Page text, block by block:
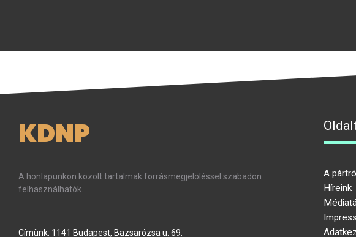
KDNP
A honlapunkon közölt tartalmak forrásmegjelöléssel szabadon
felhasználhatók.
Címünk: 1141 Budapest, Bazsarózsa u. 69.
A
Híreink